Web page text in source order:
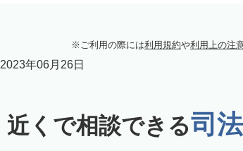
ご利用の際には利用規約や利用上の注
2023年06月26日
近くで相談できる司